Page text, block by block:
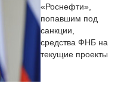
«Роснефти»,
попавшим под
санкции,
средства ФНБ на
текущие проекты